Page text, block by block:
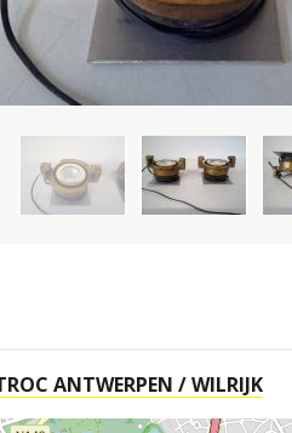
ANTWERPEN / WILRIJK